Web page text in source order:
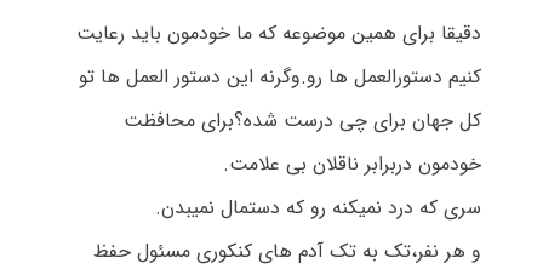
دقیقا برای همین موضوعه که ما خودمون باید رعایت
کنیم دستورالعمل ها رو.وگرنه این دستور العمل ها تو
کل جهان برای چی درست شده؟برای محافظت
خودمون دربرابر ناقلان بی علامت.
سری که درد نمیکنه رو که دستمال نمیبدن.
و هر نفر،تک به تک آدم های کنکوری مسئول حفظ